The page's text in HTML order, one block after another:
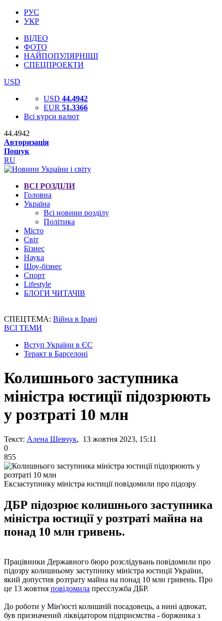
РУС
УКР
ВІДЕО
ФОТО
НАЙПОПУЛЯРНІШІ
СПЕЦПРОЕКТИ
USD
USD 44.4942
EUR 51.3366
Всі курси валют
44.4942
Авторизація
Пошук
RU
ВСІ РОЗДІЛИ
Головна
Україна
Всі новини розділу
Політика
Місто
Світ
Бізнес
Наука
Шоу-бізнес
Спорт
Lifestyle
БЛОГИ ЧИТАЧІВ
СПЕЦТЕМА: Війна в Ірані
ВСІ ТЕМИ
Вступ України в ЄС
Теракт в Барселоні
Колишнього заступника
міністра юстиції підозрюють
у розтраті 10 млн
Текст: Алена Шевчук, 13 жовтня 2023, 15:11
0
855
Ексзаступнику міністра юстиції повідомили про підозру
ДБР підозрює колишнього заступника
міністра юстиції у розтраті майна на
понад 10 млн гривень.
Працівники Державного бюро розслідувань повідомили про
підозру колишньому заступнику міністра юстиції України,
який допустив розтрату майна на понад 10 млн гривень. Про
це 13 жовтня повідомила пресслужба ДБР.
До роботи у Мін'юсті колишній посадовець, а нині адвокат,
був призначений ліквідатором підприємства - боржника з